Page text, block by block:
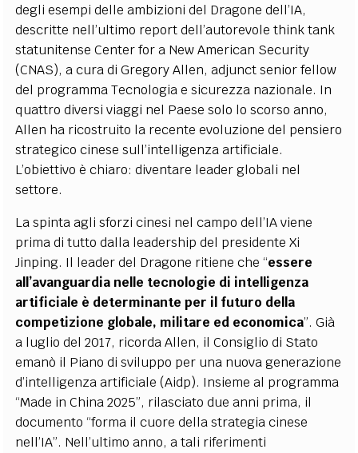
degli esempi delle ambizioni del Dragone dell’IA,
descritte nell’ultimo report dell’autorevole think tank
statunitense Center for a New American Security
(CNAS), a cura di Gregory Allen, adjunct senior fellow
del programma Tecnologia e sicurezza nazionale. In
quattro diversi viaggi nel Paese solo lo scorso anno,
Allen ha ricostruito la recente evoluzione del pensiero
strategico cinese sull’intelligenza artificiale.
L’obiettivo è chiaro: diventare leader globali nel
settore.
La spinta agli sforzi cinesi nel campo dell’IA viene
prima di tutto dalla leadership del presidente Xi
Jinping. Il leader del Dragone ritiene che “essere
all’avanguardia nelle tecnologie di intelligenza
artificiale è determinante per il futuro della
competizione globale, militare ed economica”. Già
a luglio del 2017, ricorda Allen, il Consiglio di Stato
emanò il Piano di sviluppo per una nuova generazione
d’intelligenza artificiale (Aidp). Insieme al programma
“Made in China 2025”, rilasciato due anni prima, il
documento “forma il cuore della strategia cinese
nell’IA”. Nell’ultimo anno, a tali riferimenti